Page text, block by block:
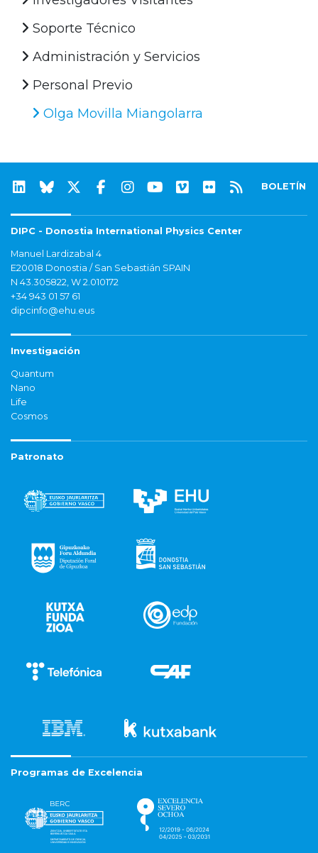
Soporte Técnico
Administración y Servicios
Personal Previo
Olga Movilla Miangolarra
BOLETÍN
DIPC - Donostia International Physics Center
Manuel Lardizabal 4
E20018 Donostia / San Sebastián SPAIN
N 43.305822, W 2.010172
+34 943 01 57 61
dipcinfo@ehu.eus
Investigación
Quantum
Nano
Life
Cosmos
Patronato
Programas de Excelencia